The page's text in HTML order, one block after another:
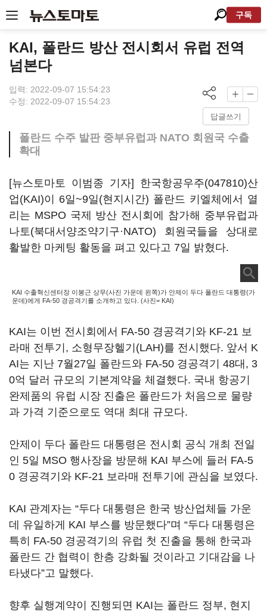
구독
KAI, 폴란드 방산 전시회서 유럽 전역
넘본다
입력: 2022-09-07 15:54:23
수정: 2022-09-07 15:54:23
답글쓰기
폴란드 수주 발판 중부유럽과 NATO 회원국 수출
확대
[뉴스토마토 이범종 기자] 한국항공우주(047810)산
업(KAI)이 6일~9일(현지시간) 폴란드 키엘체에서 열
리는 MSPO 국제 방산 전시회에 참가해 중부유럽과
나토(북대서양조약기구·NATO) 회원국들을 상대로
활발한 마케팅 활동을 펴고 있다고 7일 밝혔다.
KAI 수출혁신센터장 이봉근 상무(사진 가운데 왼쪽)가 안제이 두다 폴란드 대통령(가
운데)에게 FA-50 경공격기를 소개하고 있다. (사진= KAI)
KAI는 이번 전시회에서 FA-50 경공격기와 KF-21 보
라매 전투기, 소형무장헬기(LAH)를 전시했다. 앞서 K
AI는 지난 7월27일 폴란드와 FA-50 경공격기 48대, 3
0억 달러 규모의 기본계약을 체결했다. 국내 항공기
완제품의 유럽 시장 진출은 폴란드가 처음으로 물량
과 가격 기준으로도 역대 최대 규모다.
안제이 두다 폴란드 대통령은 전시회 공식 개최 전일
인 5일 MSO 행사장을 방문해 KAI 부스에 들러 FA-5
0 경공격기와 KF-21 보라매 전투기에 관심을 보였다.
KAI 관계자는 “두다 대통령은 한국 방산업체들 가운
데 유일하게 KAI 부스를 방문했다”며 “두다 대통령은
특히 FA-50 경공격기의 유럽 첫 진출을 통해 한국과
폴란드 간 협력이 한층 강화될 것이라고 기대감을 나
타냈다”고 말했다.
향후 실행계약이 진행되면 KAI는 폴란드 정부, 현지